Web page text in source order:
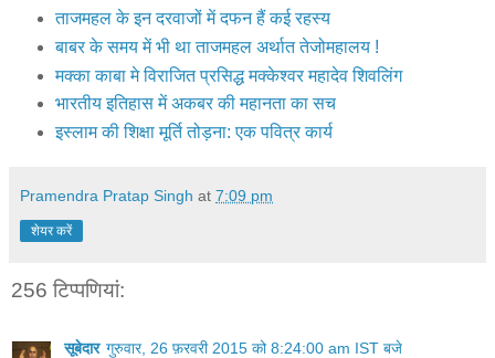
ताजमहल के इन दरवाजों में दफन हैं कई रहस्य
बाबर के समय में भी था ताजमहल अर्थात तेजोमहालय !
मक्‍का काबा मे विराजित प्रसिद्ध मक्‍केश्‍वर महादेव शिवलिंग
भारतीय इतिहास में अकबर की महानता का सच
इस्लाम की शिक्षा मूर्ति तोड़ना: एक पवित्र कार्य
Pramendra Pratap Singh at 7:09 pm
शेयर करें
256 टिप्‍पणियां:
सूबेदार गुरुवार, 26 फ़रवरी 2015 को 8:24:00 am IST बजे